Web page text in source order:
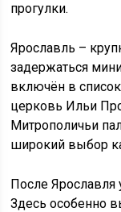
прогулки.
Ярославль –
задержаться
включён в
церковь Ильи
Митрополичьи
широкий выбор
После Ярославля
Здесь особенно